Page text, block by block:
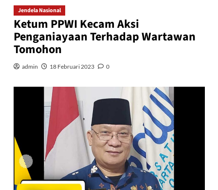
Jendela Nasional
Ketum PPWI Kecam Aksi
Penganiayaan Terhadap Wartawan
Tomohon
admin 18 Februari 2023 0